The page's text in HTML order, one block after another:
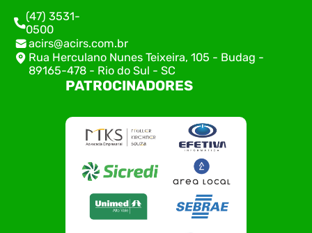
(47) 3531-
0500
acirs@acirs.com.br
Rua Herculano Nunes Teixeira, 105 - Budag -
89165-478 - Rio do Sul - SC
PATROCINADORES